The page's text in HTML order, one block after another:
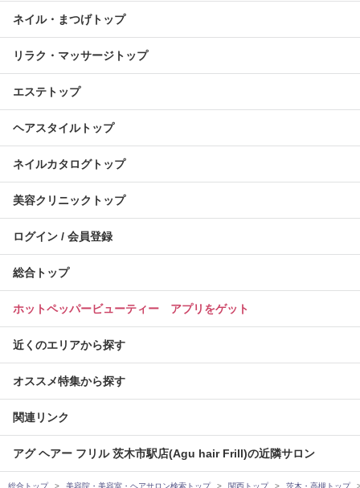
ネイル・まつげトップ
リラク・マッサージトップ
エステトップ
ヘアスタイルトップ
ネイルカタログトップ
美容クリニックトップ
ログイン / 会員登録
総合トップ
ホットペッパービューティー アプリをゲット
近くのエリアから探す
オススメ特集から探す
関連リンク
アグ ヘアー フリル 茨木市駅店(Agu hair Frill)の近隣サロン